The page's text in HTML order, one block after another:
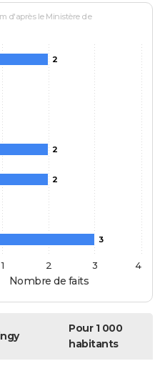
Nombre de faits
d'après le Ministère de
2
2
2
3
1 2 3 4
Pour 1 000
habitants